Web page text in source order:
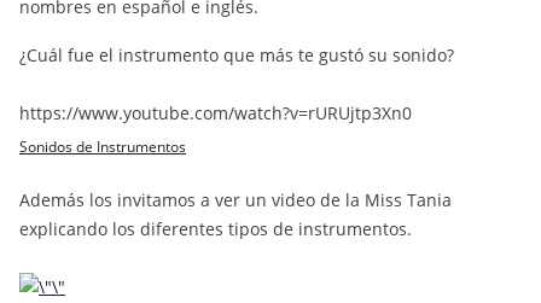
nombres en español e inglés.
¿Cuál fue el instrumento que más te gustó su sonido?
https://www.youtube.com/watch?v=rURUjtp3Xn0
Sonidos de Instrumentos
Además los invitamos a ver un video de la Miss Tania
explicando los diferentes tipos de instrumentos.